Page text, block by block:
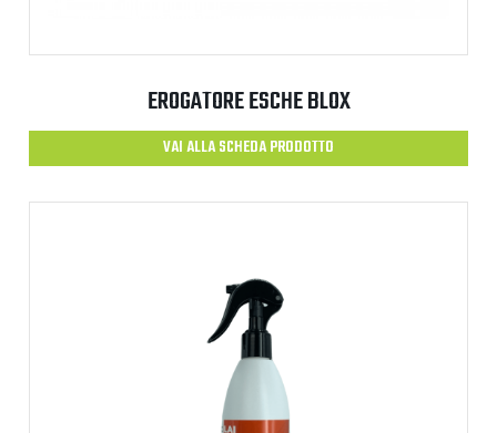
EROGATORE ESCHE BLOX
VAI ALLA SCHEDA PRODOTTO